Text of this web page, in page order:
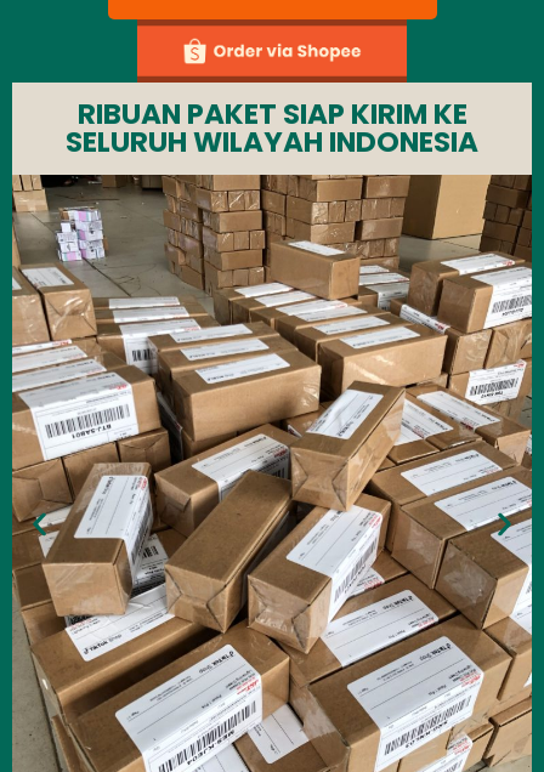
RIBUAN PAKET SIAP KIRIM KE
SELURUH WILAYAH INDONESIA